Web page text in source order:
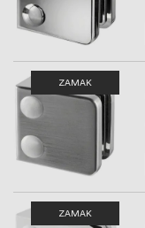
ZAMAK
ZAMAK